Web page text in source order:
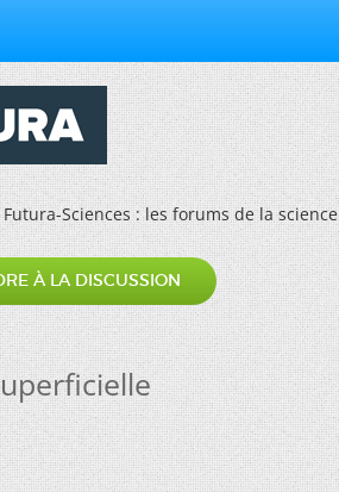
Futura-Sciences : les forums de la science
À LA DISCUSSION